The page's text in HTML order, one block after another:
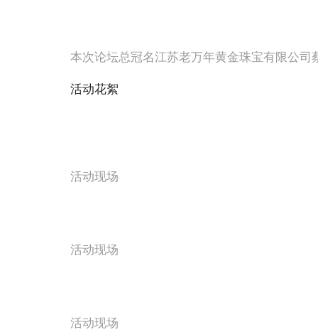
本次论坛总冠名江苏老万年黄金珠宝有限公司
活动花絮
活动现场
活动现场
活动现场